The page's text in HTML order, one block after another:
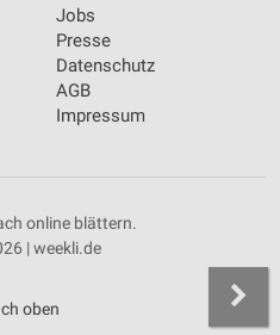
Jobs
Presse
Datenschutz
AGB
Impressum
online blättern.
| weekli.de
oben